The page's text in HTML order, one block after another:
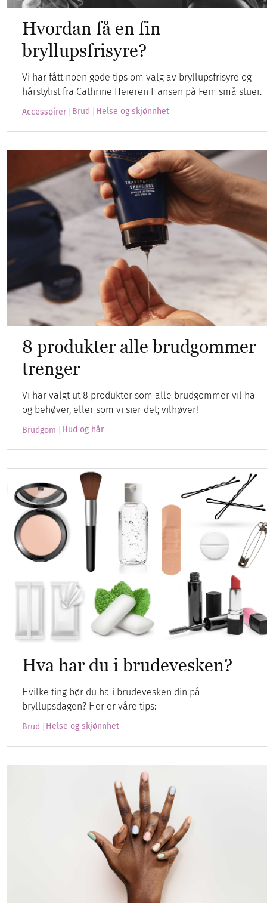
Hvordan få en fin
bryllupsfrisyre?
Vi har fått noen gode tips om valg av bryllupsfrisyre og
hårstylist fra Cathrine Heieren Hansen på Fem små stuer.
Accessoirer Brud Helse og skjønnhet
8 produkter alle brudgommer
trenger
Vi har valgt ut 8 produkter som alle brudgommer vil ha
og behøver, eller som vi sier det; vilhøver!
Brudgom Hud og hår
Hva har du i brudevesken?
Hvilke ting bør du ha i brudevesken din på
bryllupsdagen? Her er våre tips:
Brud Helse og skjønnhet